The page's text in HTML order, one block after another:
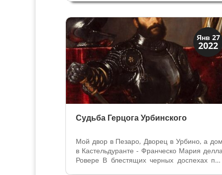
средневековье проходила
территорий двух городов -
Комун. История рассказывает нам о
–...
Янв 27
2022
Династии
Папская область
Судьба Герцога Урбинского
Мой двор в Пезаро, Дворец в Урбино, а дом
в Кастельдуранте - Франческо Мария
Ровере В блестящих черных доспехах под